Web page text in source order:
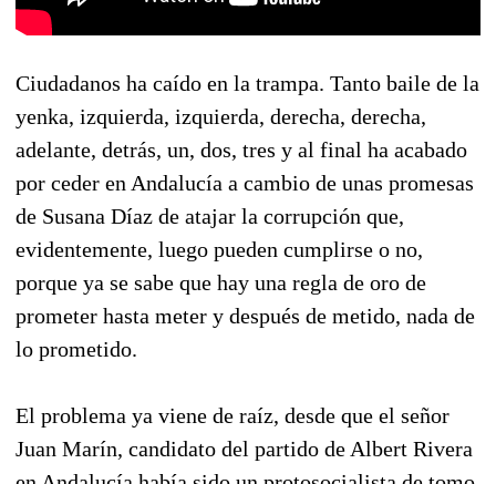
Ciudadanos ha caído en la trampa. Tanto baile de la
yenka, izquierda, izquierda, derecha, derecha,
adelante, detrás, un, dos, tres y al final ha acabado
por ceder en Andalucía a cambio de unas promesas
de Susana Díaz de atajar la corrupción que,
evidentemente, luego pueden cumplirse o no,
porque ya se sabe que hay una regla de oro de
prometer hasta meter y después de metido, nada de
lo prometido.
El problema ya viene de raíz, desde que el señor
Juan Marín, candidato del partido de Albert Rivera